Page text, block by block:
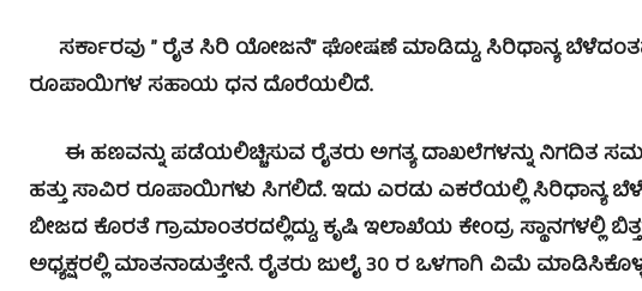
ಸರ್ಕಾರವು ” ರೈತ ಸಿರಿ ಯೋಜನೆ’’ ಘೋಷಣೆ ಮಾಡಿದ್ದು, ಸಿರಿಧಾನ್ಯ
ರೂಪಾಯಿಗಳ ಸಹಾಯ ಧನ ದೊರೆಯಲಿದೆ.
ಈ ಹಣವನ್ನು ಪಡೆಯಲಿಚ್ಚಿಸುವ ರೈತರು ಅಗತ್ಯ ದಾಖಲೆಗಳನ್ನು ನಿಗದಿತ
ಹತ್ತು ಸಾವಿರ ರೂಪಾಯಿಗಳು ಸಿಗಲಿದೆ. ಇದು ಎರಡು ಎಕರೆಯಲ್ಲಿ ಸಿರಿಧಾನ್ಯ
ಬೀಜದ ಕೊರತೆ ಗ್ರಾಮಾಂತರದಲ್ಲಿದ್ದು, ಕೃಷಿ ಇಲಾಖೆಯ ಕೇಂದ್ರ ಸ್ಥಾನಗಳಲ್ಲಿ
ಅಧ್ಯಕ್ಷರಲ್ಲಿ ಮಾತನಾಡುತ್ತೇನೆ. ರೈತರು ಜುಲೈ 30 ರ ಒಳಗಾಗಿ ವಿಮೆ